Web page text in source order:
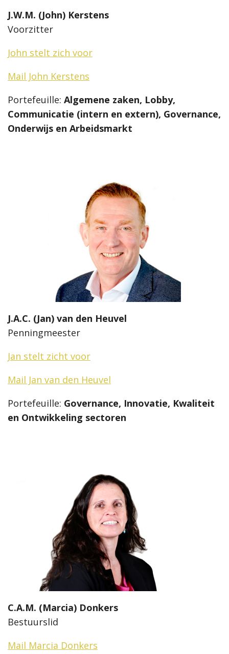
J.W.M. (John) Kerstens
Voorzitter
John stelt zich voor
Mail John Kerstens
Portefeuille: Algemene zaken, Lobby,
Communicatie (intern en extern), Governance,
Onderwijs en Arbeidsmarkt
J.A.C. (Jan) van den Heuvel
Penningmeester
Jan stelt zicht voor
Mail Jan van den Heuvel
Portefeuille: Governance, Innovatie, Kwaliteit
en Ontwikkeling sectoren
C.A.M. (Marcia) Donkers
Bestuurslid
Mail Marcia Donkers